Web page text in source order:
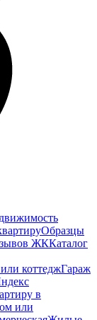
Образцы
ЖККаталог
коттеджГараж
в
или